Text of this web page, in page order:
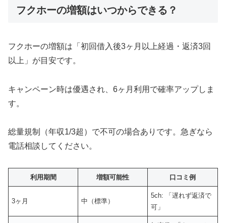
フクホーの増額はいつからできる？
フクホーの増額は「初回借入後3ヶ月以上経過・返済3回
以上」が目安です。
キャンペーン時は優遇され、6ヶ月利用で確率アップしま
す。
総量規制（年収1/3超）で不可の場合ありです。急ぎなら
電話相談してください。
利用期間 増額可能性 口コミ例
3ヶ月 中（標準）
5ch: 「遅れず返済で
可」